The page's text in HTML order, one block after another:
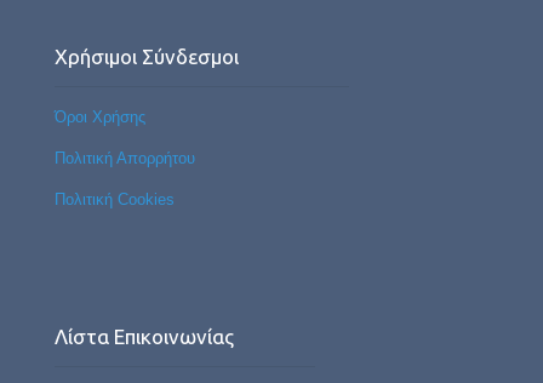
Χρήσιμοι Σύνδεσμοι
Όροι Χρήσης
Πολιτική Απορρήτου
Πολιτική Cookies
Λίστα Επικοινωνίας